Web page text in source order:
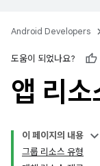
Android Developers
도움이 되었나요?
앱 리
이 페이지의 내용
그룹 리소스 유형